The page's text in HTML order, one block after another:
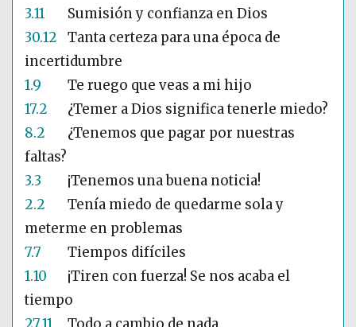
3.11
Sumisión y confianza en Dios
30.12
Tanta certeza para una época de
incertidumbre
1.9
Te ruego que veas a mi hijo
17.2
¿Temer a Dios significa tenerle miedo?
8.2
¿Tenemos que pagar por nuestras
faltas?
3.3
¡Tenemos una buena noticia!
2.2
Tenía miedo de quedarme sola y
meterme en problemas
7.7
Tiempos difíciles
1.10
¡Tiren con fuerza! Se nos acaba el
tiempo